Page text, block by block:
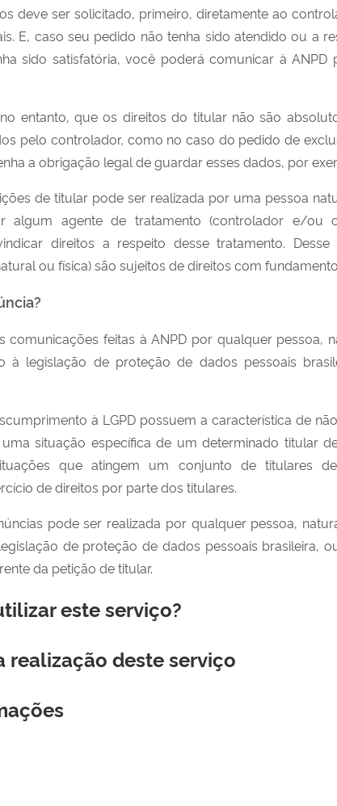
deve ser solicitado, primeiro, diretamente ao
E, caso seu pedido não tenha sido atendido ou a
sido satisfatória, você poderá comunicar à ANPD
entanto, que os direitos do titular não são
pelo controlador, como no caso do pedido de
a obrigação legal de guardar esses dados, por
de titular pode ser realizada por uma pessoa
algum agente de tratamento (controlador e/ou
direitos a respeito desse tratamento.
ou física) são sujeitos de direitos com fundamento
comunicações feitas à ANPD por qualquer pessoa,
à legislação de proteção de dados pessoais
à LGPD possuem a característica de
uma situação específica de um determinado titular
que atingem um conjunto de titulares
de direitos por parte dos titulares.
pode ser realizada por qualquer pessoa,
de proteção de dados pessoais brasileira,
da petição de titular.
este serviço?
realização deste serviço